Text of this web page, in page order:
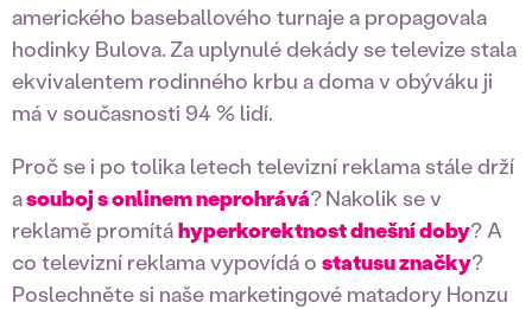
amerického baseballového turnaje a propagovala
hodinky Bulova. Za uplynulé dekády se televize stala
ekvivalentem rodinného krbu a doma v obýváku ji
má v současnosti 94 % lidí.
Proč se i po tolika letech televizní reklama stále drží
asouboj s onlinem neprohrává?Nakolik se v
reklamě promítáhyperkorektnost dnešní doby? A
co televizní reklama vypovídá o statusu značky?
Poslechněte si naše marketingové matadory Honzu